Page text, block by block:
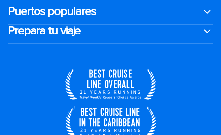
Puertos populares
Prepara tu viaje